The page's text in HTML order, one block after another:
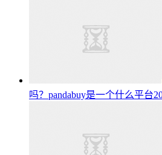
吗？pandabuy是一个什么平台